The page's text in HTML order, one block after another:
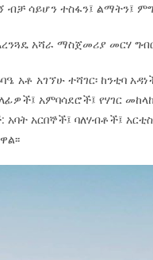
ሳይሆን ተስፋን፤ ልማትን፤
አሻራ ማስጀመሪያ መርሃ
አቶ አገኘሁ ተሻገር፡ ከንቲባ
አምባሳደሮች፤ የሃገር
አባት አርበኞች፤ ባለሃብቶች፤